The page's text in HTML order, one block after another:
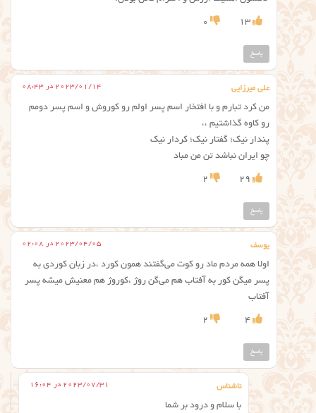
13
0
پاسخ
علی میرزایی 2023/01/14 در 08:43
من کرد تبارم و با افتخار اسم پسر اولم رو کوروش و اسم پسر دومم
رو کاوه گذاشتیم ،،
پندار نیک؛ گفتار نیک؛ کردار نیک
چو ایران نباشد تن من مباد
29
2
پاسخ
یوسف 2023/04/05 در 02:08
اولا همه مردم ماد رو کوت می‌گفتند همون کورد ،در زبان کوردی به
پسر میگن کور به آفتاب هم می‌گن روژ ،کوروژ هم معنیش میشه پسر
آفتاب
4
2
پاسخ
ناشناس 2023/07/31 در 16:04
با سلام و درود بر شما